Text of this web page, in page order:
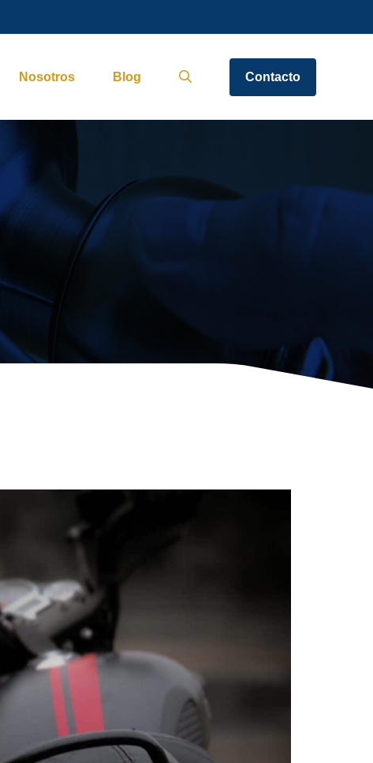
Nosotros Blog Contacto